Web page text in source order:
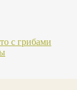
с грибами